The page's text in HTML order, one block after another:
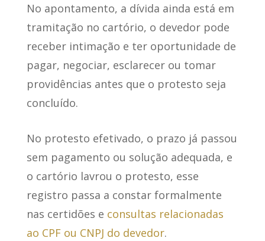
No apontamento, a dívida ainda está em
tramitação no cartório, o devedor pode
receber intimação e ter oportunidade de
pagar, negociar, esclarecer ou tomar
providências antes que o protesto seja
concluído.
No protesto efetivado, o prazo já passou
sem pagamento ou solução adequada, e
o cartório lavrou o protesto, esse
registro passa a constar formalmente
nas certidões e consultas relacionadas
ao CPF ou CNPJ do devedor.